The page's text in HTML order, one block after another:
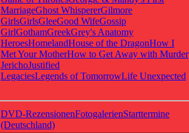
MarriageGhost WhispererGilmore
GirlsGirlsGleeGood WifeGossip
GirlGothamGreekGrey's Anatomy
HeroesHomelandHouse of the DragonHow I
Met Your MotherHow to Get Away with Murder
JerichoJustified
LegaciesLegends of TomorrowLife Unexpected
DVD-RezensionenFotogalerienStarttermine
(Deutschland)